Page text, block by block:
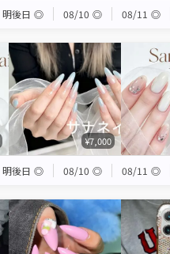
明後日 ◎ 08/10 ◎ 08/11 ◎
¥7,000
明後日 ◎ 08/10 ◎ 08/11 ◎